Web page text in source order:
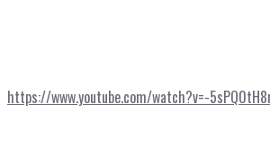
https://www.youtube.com/watch?v=-